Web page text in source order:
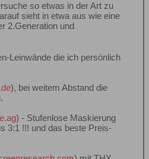
so etwas in der Art zu
sieht in etwa aus wie eine
2.Generation und
Leinwände die ich persönlich
), bei weitem Abstand die
) - Stufenlose Maskierung
3:1 !!! und das beste Preis-